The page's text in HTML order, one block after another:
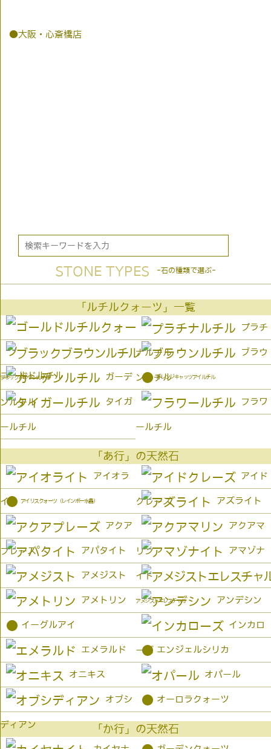
●大阪・心斎橋店
STONE TYPES -石の種類で選ぶ-
「ルチルクォーツ」一覧
ゴールドルチル
プラチ
ナルチル
ブラックブラウンルチル
ブラウ
ンルチル
ガーデ
ンルチル
● オレンジキャッツアイルチル
タイガ
ールチル
フラワ
ールチル
「あ行」の天然石
アイオラ
イト
アイド
クレーズ
● アイリスクォーツ（レインボー水晶） アズライト
アクア
プレーズ
アクアマ
リン
アパタイト アマゾナ
イト
アメジスト
アメジストエレスチャル
アメトリン アンデシン
● イーグルアイ インカロ
ーズ
エメラルド ● エンジェルシリカ
オニキス オパール
オブシ
ディアン
● オーロラクォーツ
「か行」の天然石